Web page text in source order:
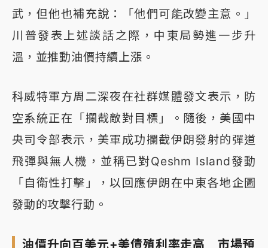
武，但他也補充說：「他們可能改變主意。」
川普發表上述談話之際，中東局勢進一步升
溫，並推動油價持續上漲。
科威特軍方周二深夜在社群媒體發文表示，防
空系統正在「攔截敵對目標」。隨後，美國中
央司令部表示，美軍成功攔截伊朗發射的彈道
飛彈與無人機，並稱已對Qeshm Island發動
「自衛性打擊」，以回應伊朗在中東各地企圖
發動的攻擊行動。
油價升向百美元+美債殖利率走高 市場預